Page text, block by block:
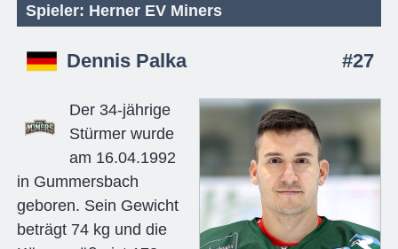
Spieler: Herner EV Miners
Dennis Palka #27
Der 34-jährige
Stürmer wurde
am 16.04.1992
in Gummersbach
geboren. Sein Gewicht
beträgt 74 kg und die